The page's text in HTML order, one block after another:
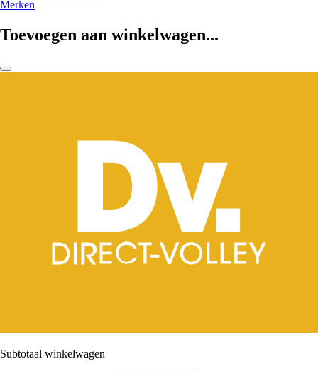
Merken
Toevoegen aan winkelwagen...
Subtotaal winkelwagen